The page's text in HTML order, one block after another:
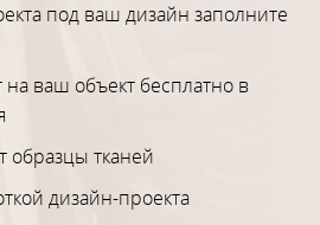
под ваш дизайн заполните
ваш объект бесплатно в
образцы тканей
дизайн-проекта